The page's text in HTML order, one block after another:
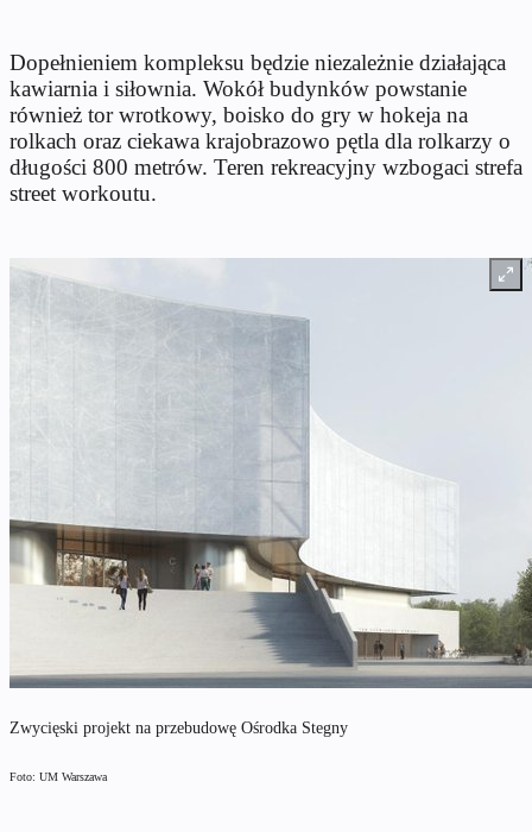
Dopełnieniem kompleksu będzie niezależnie działająca
kawiarnia i siłownia. Wokół budynków powstanie
również tor wrotkowy, boisko do gry w hokeja na
rolkach oraz ciekawa krajobrazowo pętla dla rolkarzy o
długości 800 metrów. Teren rekreacyjny wzbogaci strefa
street workoutu.
Zwycięski projekt na przebudowę Ośrodka Stegny
Foto: UM Warszawa